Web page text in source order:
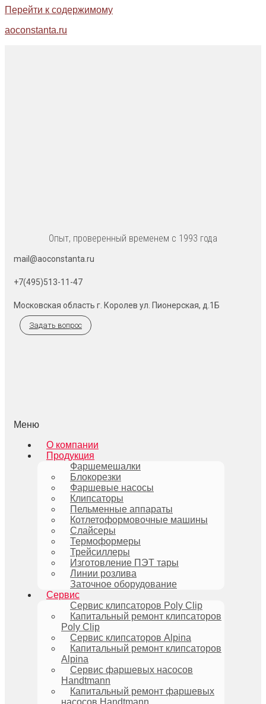
Перейти к содержимому
aoconstanta.ru
Опыт, проверенный временем с 1993 года
mail@aoconstanta.ru
+7(495)513-11-47
Московская область г. Королев ул. Пионерская, д.1Б
Задать вопрос
Меню
О компании
Продукция
Фаршемешалки
Блокорезки
Фаршевые насосы
Клипсаторы
Пельменные аппараты
Котлетоформовочные машины
Слайсеры
Термоформеры
Трейсиллеры
Изготовление ПЭТ тары
Линии розлива
Заточное оборудование
Сервис
Сервис клипсаторов Poly Clip
Капитальный ремонт клипсаторов
Poly Clip
Сервис клипсаторов Alpina
Капитальный ремонт клипсаторов
Alpina
Сервис фаршевых насосов
Handtmann
Капитальный ремонт фаршевых
насосов Handtmann